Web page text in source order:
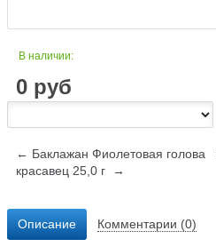
В наличии:
0 руб
← Баклажан Фиолетовая голова
красавец 25,0 г →
Описание Комментарии (0)